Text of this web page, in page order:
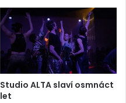
Studio ALTA slaví osmnáct
let